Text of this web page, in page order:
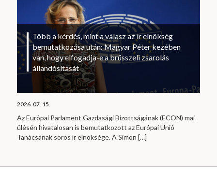
Több a kérdés, mint a válasz az ír elnökség
bemutatkozása után: Magyar Péter kezében
van, hogy elfogadja-e a brüsszeli zsarolás
állandósítását
2026. 07. 15.
Az Európai Parlament Gazdasági Bizottságának (ECON) mai
ülésén hivatalosan is bemutatkozott az Európai Unió
Tanácsának soros ír elnöksége. A Simon […]